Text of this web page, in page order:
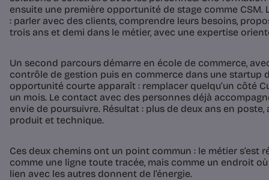
ensuite une première opportunité de stage comme
: parler avec des clients, comprendre leurs besoins,
trois ans et demi dans le métier, avec une expertise
Un second parcours démarre en école de commerce,
contrôle de gestion puis en commerce dans une startup
opportunité courte apparaît : remplacer quelqu’un côté
un mois. Le contact avec des personnes déjà
envie de poursuivre. Résultat : plus de deux ans en
produit et technique.
Ces deux chemins ont un point commun : le métier s’est
comme une ligne toute tracée, mais comme un endroit
lien avec les autres donnent de l’énergie.